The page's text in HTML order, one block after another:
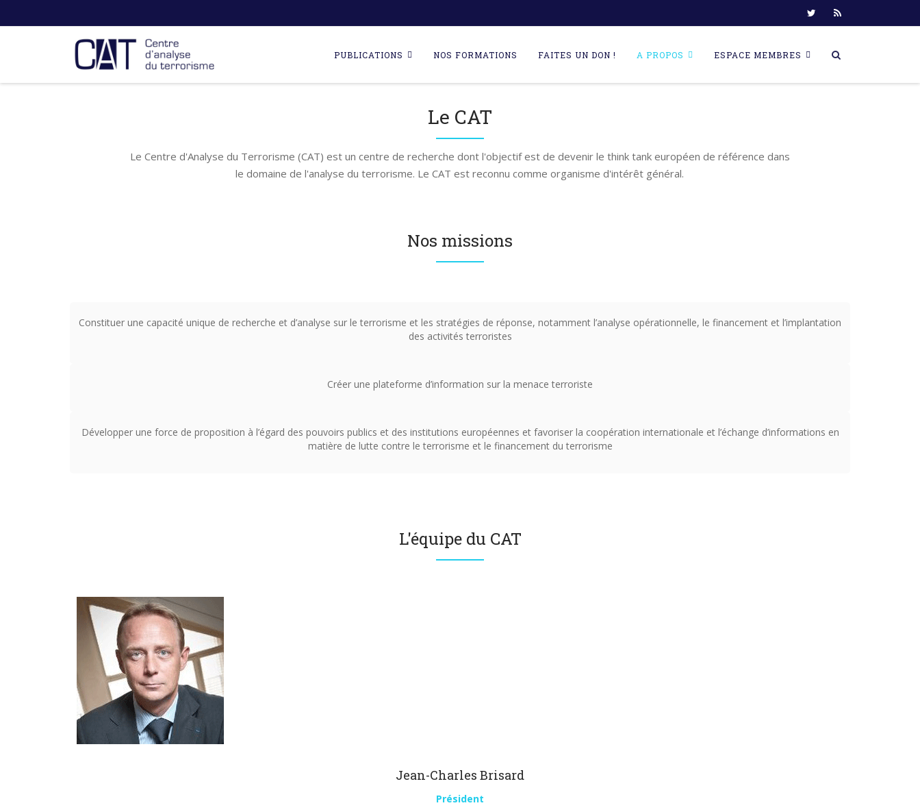
content
PUBLICATIONS NOS FORMATIONS FAITES UN DON ! A PROPOS ESPACE MEMBRES
Le CAT
Le Centre d'Analyse du Terrorisme (CAT) est un centre de recherche dont l'objectif est de devenir le think tank européen de référence dans
le domaine de l'analyse du terrorisme. Le CAT est reconnu comme organisme d'intérêt général.
Nos missions
Constituer une capacité unique de recherche et d’analyse sur le terrorisme et les stratégies de réponse, notamment l’analyse opérationnelle, le financement et l’implantation
des activités terroristes
Créer une plateforme d’information sur la menace terroriste
Développer une force de proposition à l’égard des pouvoirs publics et des institutions européennes et favoriser la coopération internationale et l’échange d’informations en
matière de lutte contre le terrorisme et le financement du terrorisme
L'équipe du CAT
Jean-Charles Brisard
Président